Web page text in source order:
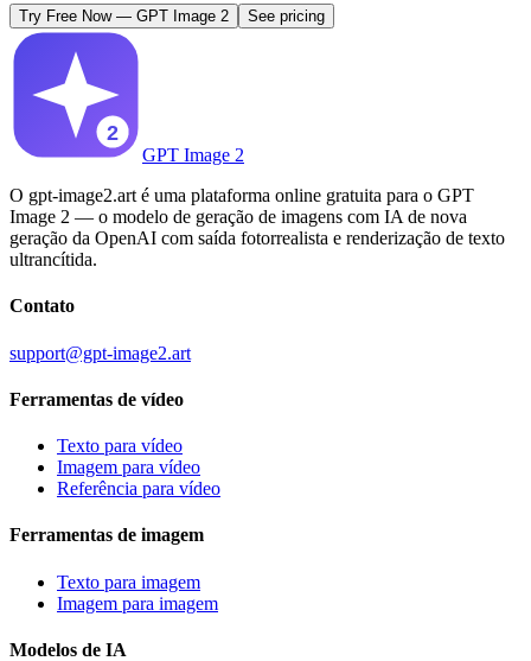
Try Free Now— GPT Image 2 See pricing
GPT Image 2
O gpt-image2.art é uma plataforma online gratuita para o GPT
Image 2 — o modelo de geração de imagens com IA de nova
geração da OpenAI com saída fotorrealista e renderização de texto
ultrancítida.
Contato
support@gpt-image2.art
Ferramentas de vídeo
Texto para vídeo
Imagem para vídeo
Referência para vídeo
Ferramentas de imagem
Texto para imagem
Imagem para imagem
Modelos de IA